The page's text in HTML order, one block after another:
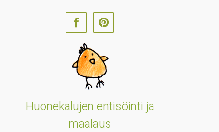
Skip to main content
Huonekalujen entisöinti ja
maalaus